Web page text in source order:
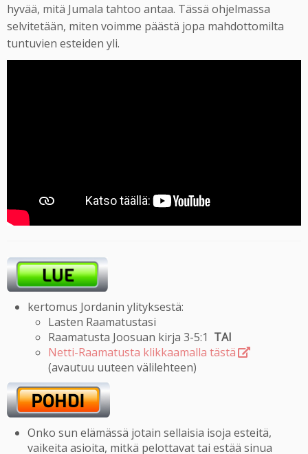
hyvää, mitä Jumala tahtoo antaa. Tässä ohjelmassa
selvitetään, miten voimme päästä jopa mahdottomilta
tuntuvien esteiden yli.
kertomus Jordanin ylityksestä:
Lasten Raamatustasi
Raamatusta Joosuan kirja 3-5:1 TAI
Netti-Raamatusta klikkaamalla tästä
(avautuu uuteen välilehteen)
Onko sun elämässä jotain sellaisia isoja esteitä,
vaikeita asioita, mitkä pelottavat tai estää sinua